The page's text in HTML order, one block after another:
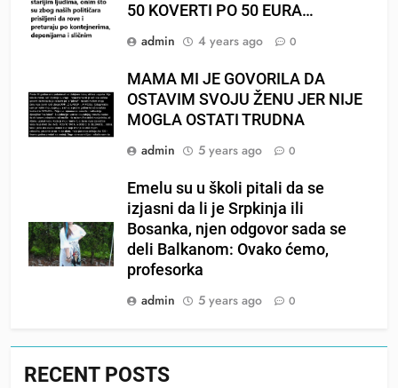
50 KOVERTI PO 50 EURA…
admin
4 years ago 0
MAMA MI JE GOVORILA DA
OSTAVIM SVOJU ŽENU JER NIJE
MOGLA OSTATI TRUDNA
admin
5 years ago 0
Emelu su u školi pitali da se
izjasni da li je Srpkinja ili
Bosanka, njen odgovor sada se
deli Balkanom: Ovako ćemo,
profesorka
admin
5 years ago 0
RECENT POSTS